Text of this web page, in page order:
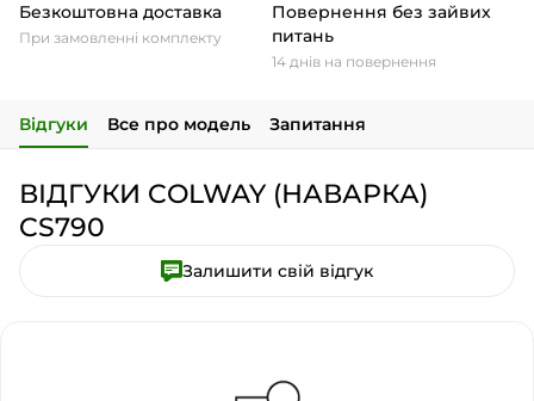
Безкоштовна доставка
При замовленні комплекту
Повернення без зайвих
питань
14 днів на повернення
Відгуки Все про модель Запитання
ВІДГУКИ COLWAY (НАВАРКА)
CS790
Залишити свій відгук